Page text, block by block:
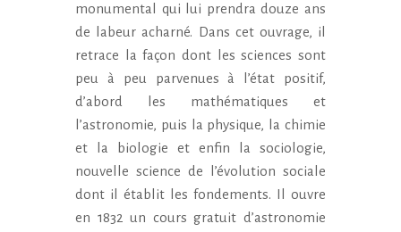
monumental qui lui prendra douze ans
de labeur acharné. Dans cet ouvrage, il
retrace la façon dont les sciences sont
peu à peu parvenues à l’état positif,
d’abord les mathématiques et
l’astronomie, puis la physique, la chimie
et la biologie et enfin la sociologie,
nouvelle science de l’évolution sociale
dont il établit les fondements. Il ouvre
en 1832 un cours gratuit d’astronomie